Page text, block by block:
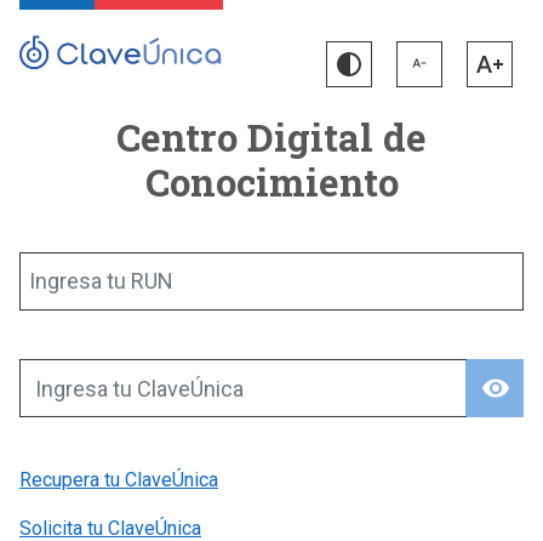
Centro Digital de
Conocimiento
Ingresa tu RUN
visibility
Ingresa tu ClaveÚnica
Recupera tu ClaveÚnica
Solicita tu ClaveÚnica